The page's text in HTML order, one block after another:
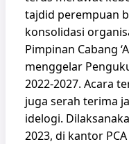
tajdid perempuan
konsolidasi
Pimpinan Cabang
menggelar
2022-2027. Acara
juga serah terima
idelogi.
2023, di kantor